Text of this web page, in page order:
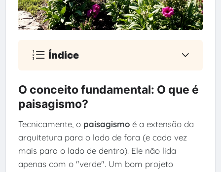
Índice
O conceito fundamental: O que é
paisagismo?
Tecnicamente, o paisagismoé a extensão da
arquitetura para o lado de fora (e cada vez
mais para o lado de dentro). Ele não lida
apenas com o "verde". Um bom projeto